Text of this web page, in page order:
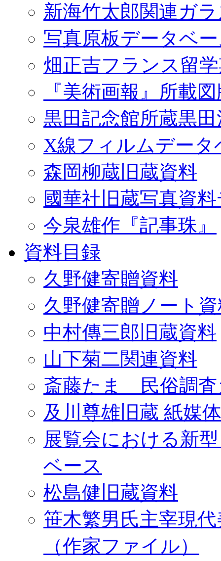
新海竹太郎関連ガ
写真原板データベ
畑正吉フランス留
『美術画報』所載
黒田記念館所蔵黒
X線フィルムデータ
森岡柳蔵旧蔵資料
國華社旧蔵写真資
今泉雄作『記事珠』
資料目録
久野健寄贈資料
久野健寄贈ノート
中村傳三郎旧蔵資料
山下菊二関連資料
斎藤たま 民俗調査
及川尊雄旧蔵 紙媒
展覧会における新
ベース
松島健旧蔵資料
笹木繁男氏主宰現
（作家ファイル）